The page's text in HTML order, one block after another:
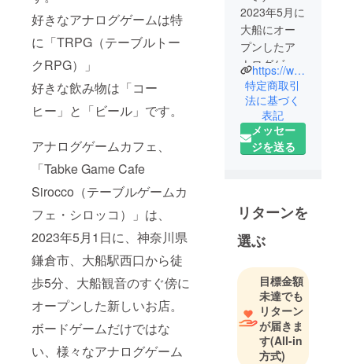
好きなアナログゲームは特
に「TRPG（テーブルトー
クRPG）」
好きな飲み物は「コー
ヒー」と「ビール」です。
アナログゲームカフェ、
「Tabke Game Cafe
Sirocco（テーブルゲームカ
フェ・シロッコ）」は、
2023年5月1日に、神奈川県
鎌倉市、大船駅西口から徒
歩5分、大船観音のすぐ傍に
オープンした新しいお店。
ボードゲームだけではな
い、様々なアナログゲーム
2023年5月に
大船にオー
プンしたア
ナログゲー
ムカフェ
「Table
game cafe
Sirocco」の
店長兼オー
https://www.tgcafesirocco.com/
特定商取引
法に基づく
表記
メッセー
ジを送る
リターンを
選ぶ
目標金額
未達でも
リターン
が届きま
す(All-in
方式)